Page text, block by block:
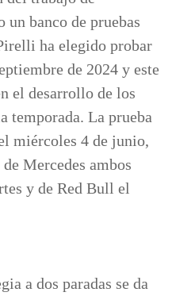
un banco de pruebas
ha elegido probar
de 2024 y este
el desarrollo de los
temporada. La prueba
miércoles 4 de junio,
Mercedes ambos
y de Red Bull el
a dos paradas se da